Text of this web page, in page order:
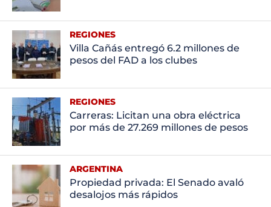
REGIONES
Villa Cañás entregó 6.2 millones de
pesos del FAD a los clubes
REGIONES
Carreras: Licitan una obra eléctrica
por más de 27.269 millones de pesos
ARGENTINA
Propiedad privada: El Senado avaló
desalojos más rápidos